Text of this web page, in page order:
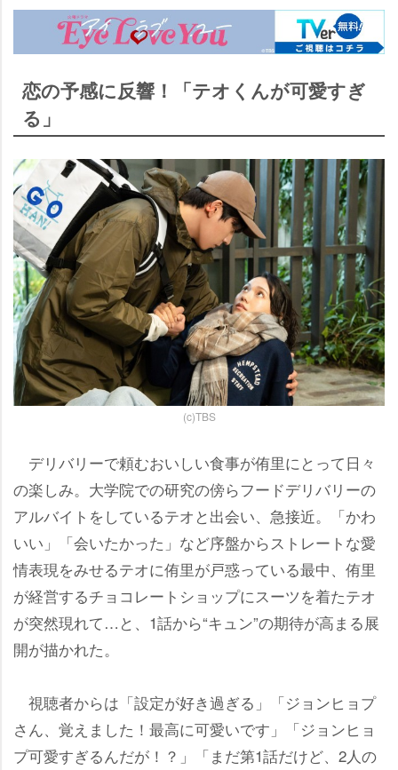
恋の予感に反響！「テオくんが可愛すぎ
る」
(c)TBS
デリバリーで頼むおいしい食事が侑里にとって日々
の楽しみ。大学院での研究の傍らフードデリバリーの
アルバイトをしているテオと出会い、急接近。「かわ
いい」「会いたかった」など序盤からストレートな愛
情表現をみせるテオに侑里が戸惑っている最中、侑里
が経営するチョコレートショップにスーツを着たテオ
が突然現れて…と、1話から“キュン”の期待が高まる展
開が描かれた。
視聴者からは「設定が好き過ぎる」「ジョンヒョプ
さん、覚えました！最高に可愛いです」「ジョンヒョ
プ可愛すぎるんだが！？」「まだ第1話だけど、2人の